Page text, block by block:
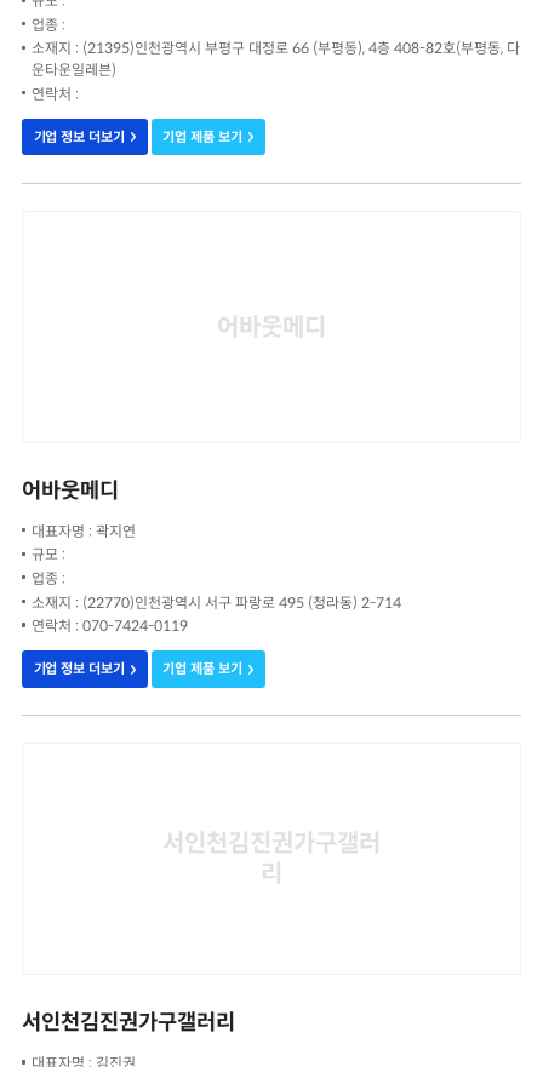
업종 :
소재지 : (21395)인천광역시 부평구 대정로 66 (부평동), 4층 408-82호(부평동, 다
운타운일레븐)
연락처 :
기업 정보 더보기 기업 제품 보기
어바웃메디
어바웃메디
대표자명 : 곽지연
규모 :
업종 :
소재지 : (22770)인천광역시 서구 파랑로 495 (청라동) 2-714
연락처 : 070-7424-0119
기업 정보 더보기 기업 제품 보기
서인천김진권가구갤러
리
서인천김진권가구갤러리
대표자명 : 김진권